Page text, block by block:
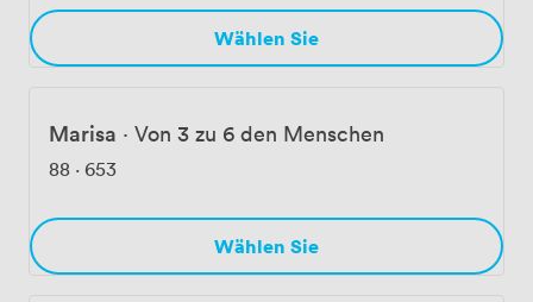
Wählen Sie
Marisa · Von 3 zu 6 den Menschen
88 · 653
Wählen Sie